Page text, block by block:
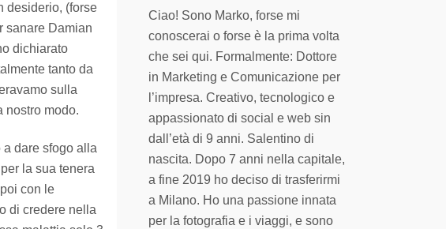
desiderio, (forse
sanare Damian
dichiarato
tanto da
sulla
nostro modo.
dare sfogo alla
la sua tenera
con le
di credere nella
Ciao! Sono Marko, forse mi
conoscerai o forse è la prima volta
che sei qui. Formalmente: Dottore
in Marketing e Comunicazione per
l’impresa. Creativo, tecnologico e
appassionato di social e web sin
dall’età di 9 anni. Salentino di
nascita. Dopo 7 anni nella capitale,
a fine 2019 ho deciso di trasferirmi
a Milano. Ho una passione innata
per la fotografia e i viaggi, e sono